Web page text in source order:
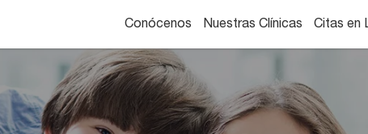
Conócenos Nuestras Clínicas Citas en